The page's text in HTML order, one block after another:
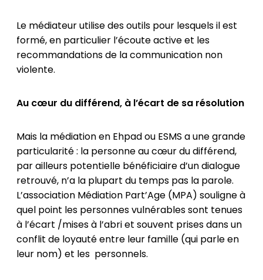
Le médiateur utilise des outils pour lesquels il est
formé, en particulier l’écoute active et les
recommandations de la communication non
violente.
Au cœur du différend, à l’écart de sa résolution
Mais la médiation en Ehpad ou ESMS a une grande
particularité : la personne au cœur du différend,
par ailleurs potentielle bénéficiaire d’un dialogue
retrouvé, n’a la plupart du temps pas la parole.
L’association Médiation Part’Age (MPA) souligne à
quel point les personnes vulnérables sont tenues
à l’écart /mises à l’abri et souvent prises dans un
conflit de loyauté entre leur famille (qui parle en
leur nom) et les personnels.